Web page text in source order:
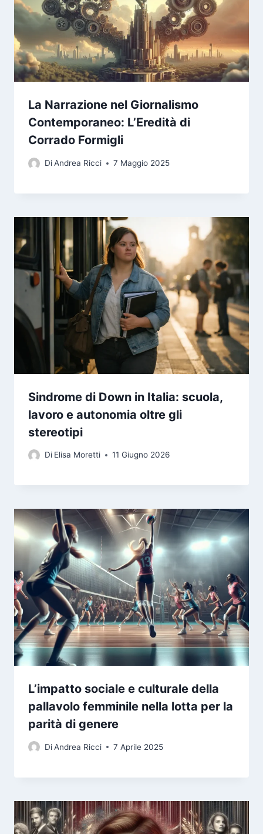
La Narrazione nel Giornalismo
Contemporaneo: L’Eredità di
Corrado Formigli
DiAndrea Ricci 7 Maggio 2025
Sindrome di Down in Italia: scuola,
lavoro e autonomia oltre gli
stereotipi
Di Elisa Moretti 11 Giugno 2026
L’impatto sociale e culturale della
pallavolo femminile nella lotta per la
parità di genere
DiAndrea Ricci 7 Aprile 2025